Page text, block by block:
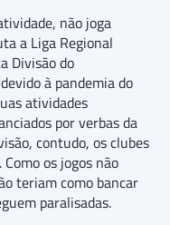
não joga
a Liga Regional
Divisão do
à pandemia do
atividades
por verbas da
contudo, os clubes
os jogos não
teriam como bancar
paralisadas.